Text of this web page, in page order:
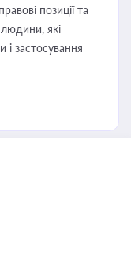
позиції та
які
застосування